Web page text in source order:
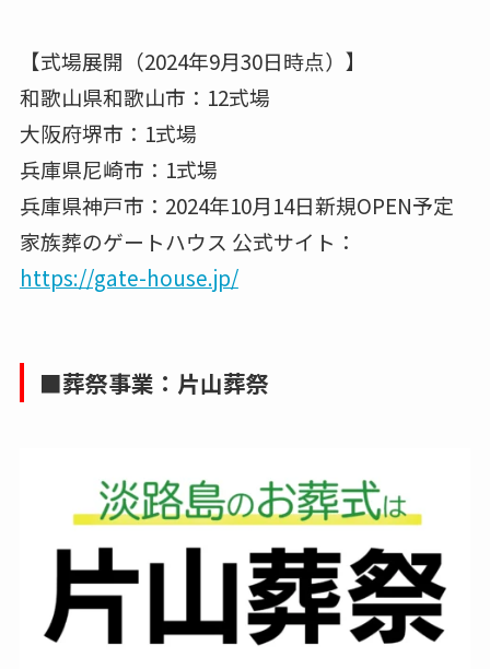
【式場展開（2024年9月30日時点）】
和歌山県和歌山市：12式場
大阪府堺市：1式場
兵庫県尼崎市：1式場
兵庫県神戸市：2024年10月14日新規OPEN予定
家族葬のゲートハウス 公式サイト：
https://gate-house.jp/
■葬祭事業：片山葬祭